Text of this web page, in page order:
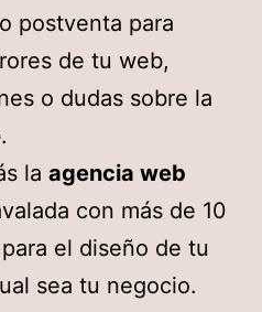
postventa para
de tu web,
o dudas sobre la
la agencia web
con más de 10
el diseño de tu
sea tu negocio.